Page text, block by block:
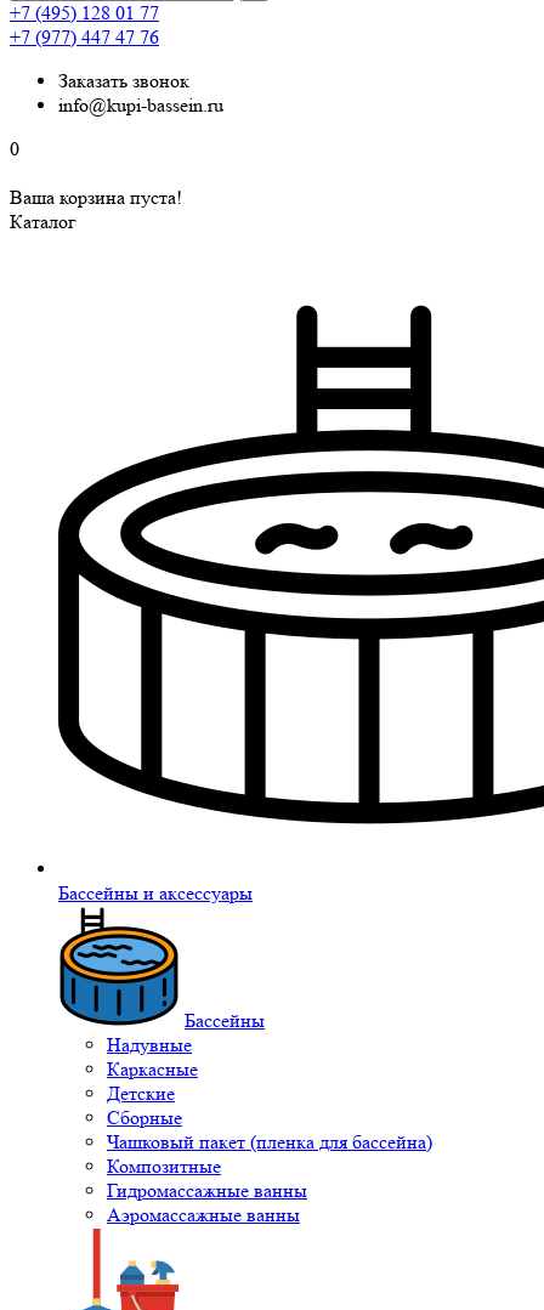
+7 (495) 128 01 77
+7 (977) 447 47 76
Заказать звонок
info@kupi-bassein.ru
0
Ваша корзина пуста!
Каталог
Бассейны и аксессуары
Бассейны
Надувные
Каркасные
Детские
Сборные
Чашковый пакет (пленка для бассейна)
Композитные
Гидромассажные ванны
Аэромассажные ванны